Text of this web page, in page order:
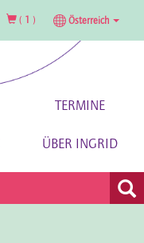
( 1 ) Österreich
TERMINE
ÜBER INGRID